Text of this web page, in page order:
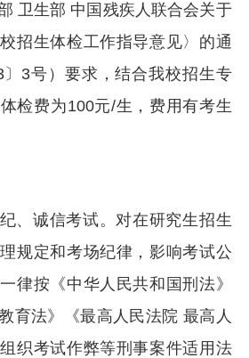
卫生部 中国残疾人联合会关于
招生体检工作指导意见〉的通
3号）要求，结合我校招生专
检费为100元/生，费用有考生
、诚信考试。对在研究生招生
规定和考场纪律，影响考试公
律按《中华人民共和国刑法》
育法》《最高人民法院 最高人
织考试作弊等刑事案件适用法